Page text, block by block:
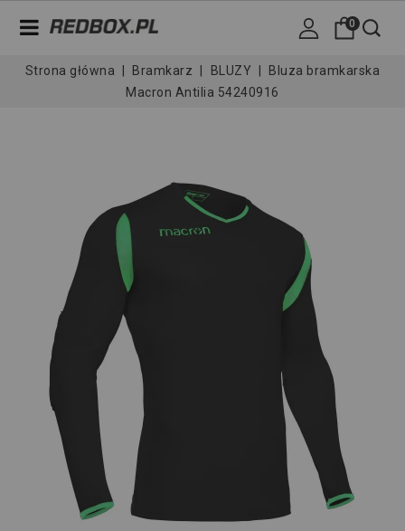
0
Strona główna Bramkarz BLUZY
Bluza bramkarska
Macron Antilia 54240916